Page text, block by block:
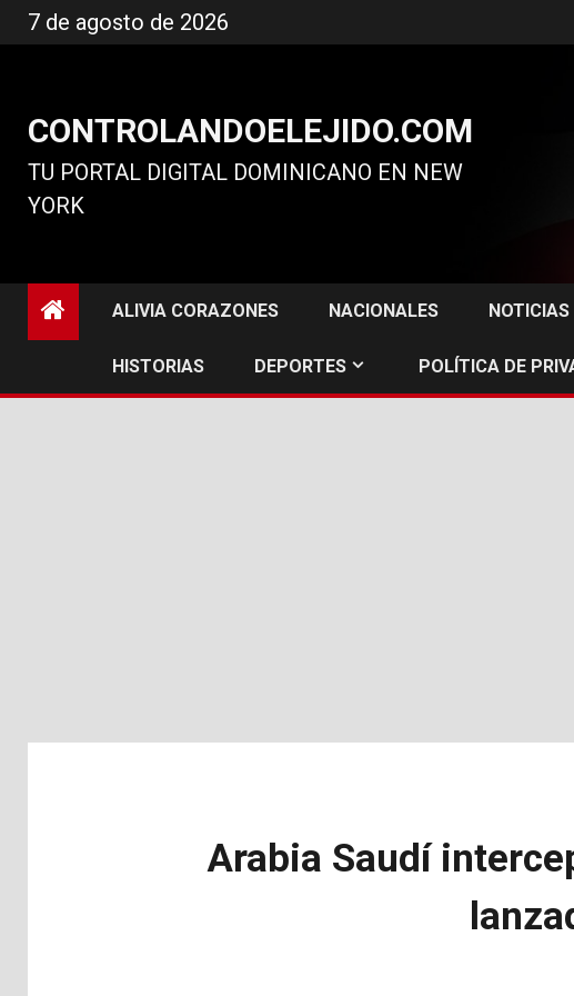
al
7 de agosto de 2026
CONTROLANDOELEJIDO.COM
TU PORTAL DIGITAL DOMINICANO EN NEW
YORK
ALIVIA CORAZONES NACIONALES NOTICIAS
HISTORIAS DEPORTES POLÍTICA DE
Arabia Saudí